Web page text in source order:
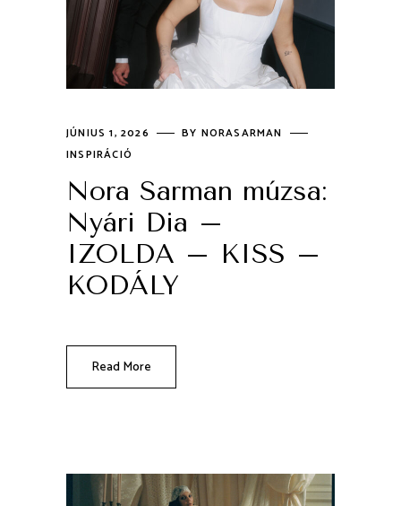
JÚNIUS 1, 2026 BY NORASARMAN
INSPIRÁCIÓ
Nora Sarman múzsa:
Nyári Dia –
IZOLDA – KISS –
KODÁLY
Read More